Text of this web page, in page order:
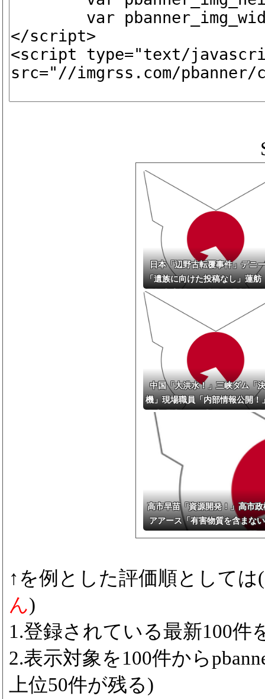
日本「辺野古転覆事件」デニ
「遺族に向けた投稿なし」蓮舫
県知事応援！」浜田聡「事故を
せない(自由党党首」日本自由
和学習を見直す署名」→
中国「大洪水！」三峡ダム「
機」現場職員「内部情報公開！
政府「消す！」中国メディア「
報を公開した職員失踪（音信不
風12号「三峡直撃」→
高市早苗「資源開発！」高市
アアース「有害物質を含まな
↑を例とした評価順としては(
ん)
1.登録されている最新100件
2.表示対象を100件から
上位50件が残る)